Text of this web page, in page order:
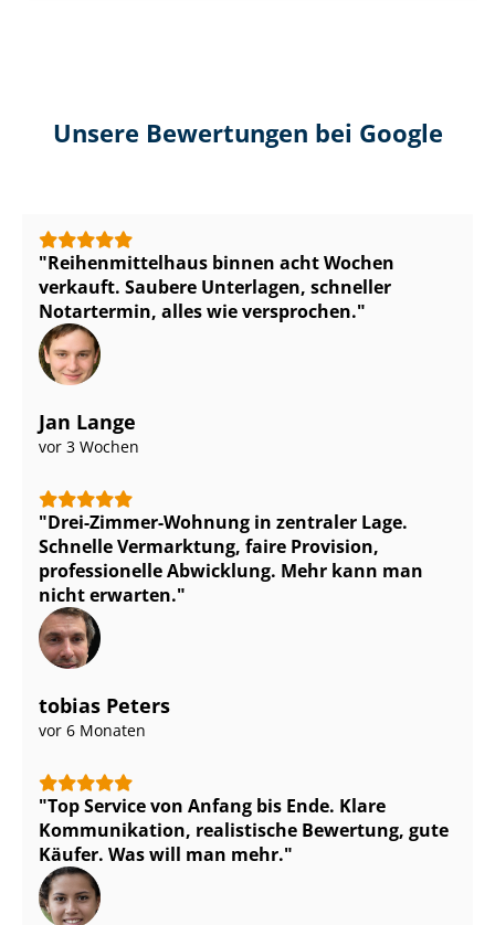
Unsere Bewertungen bei Google
Rei­hen­mit­tel­haus binnen acht Wochen
verkauft. Saubere Unterlagen, schneller
Notartermin, alles wie versprochen.
Jan Lange
vor 3 Wochen
Drei-Zimmer-Wohnung in zentraler Lage.
Schnelle Vermarktung, faire Provision,
professionelle Abwicklung. Mehr kann man
nicht erwarten.
tobias Peters
vor 6 Monaten
Top Service von Anfang bis Ende. Klare
Kommunikation, realistische Bewertung, gute
Käufer. Was will man mehr.